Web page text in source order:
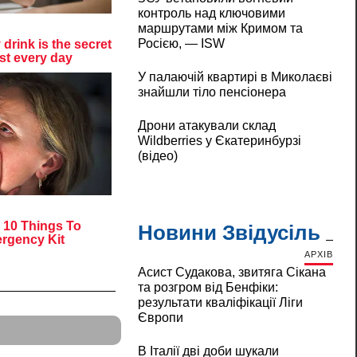
контроль над ключовими
маршрутами між Кримом та
Росією, — ISW
У палаючій квартирі в Миколаєві
знайшли тіло пенсіонера
Дрони атакували склад
Wildberries у Єкатеринбурзі
(відео)
Новини Звідусіль
АРХІВ
Асист Судакова, звитяга Сікана
та розгром від Бенфіки:
результати кваліфікації Ліги
Європи
В Італії дві доби шукали